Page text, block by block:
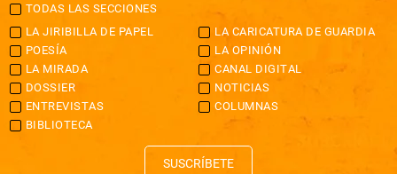
TODAS LAS SECCIONES
LA JIRIBILLA DE PAPEL
LA CARICATURA DE GUARDIA
POESÍA
LA OPINIÓN
LA MIRADA
CANAL DIGITAL
DOSSIER
NOTICIAS
ENTREVISTAS
COLUMNAS
BIBLIOTECA
SUSCRÍBETE